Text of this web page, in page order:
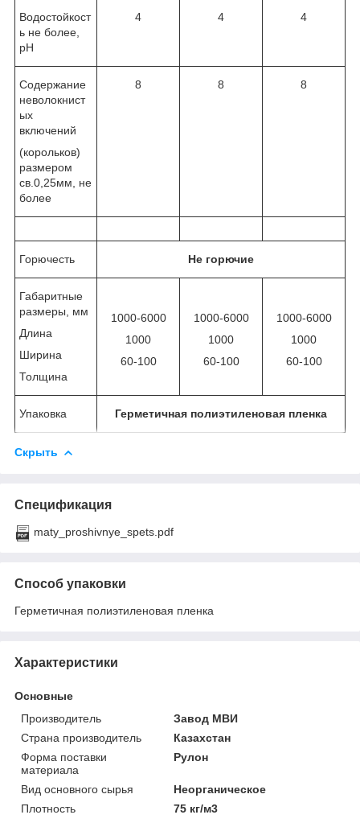
Водостойкост
ь не более,
рН
4 4 4
Содержание
неволокнист
ых
включений
(корольков)
размером
св.0,25мм, не
более
8 8 8
Горючесть Не горючие
Габаритные
размеры, мм
Длина
Ширина
Толщина
1000-6000
1000
60-100
1000-6000
1000
60-100
1000-6000
1000
60-100
Упаковка Герметичная полиэтиленовая пленка
Скрыть
Спецификация
maty_proshivnye_spets.pdf
Способ упаковки
Герметичная полиэтиленовая пленка
Характеристики
Основные
Производитель
Завод МВИ
Страна производитель
Казахстан
Форма поставки
материала
Рулон
Вид основного сырья
Неорганическое
Плотность
75 кг/м3